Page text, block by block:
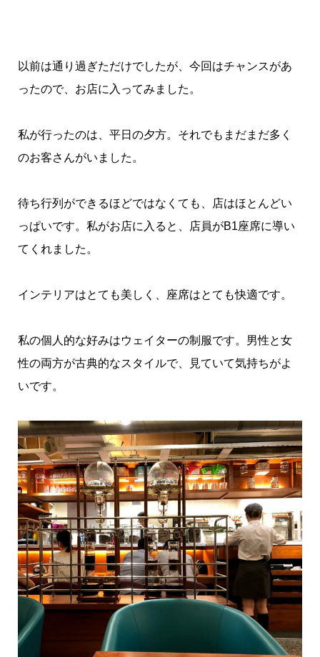
以前は通り過ぎただけでしたが、 今回はチャンスがあ
ったので、お店に入ってみました。
私が行ったのは、平日の夕方。それでもまだまだ多く
のお客さんがいました。
待ち行列ができるほどではなくても、店はほとんどい
っぱいです。 私がお店に入ると、店員がB1座席に導い
てくれました。
インテリアはとても美しく、座席はとても快適です。
私の個人的な好みはウェイターの制服です。男性と女
性の両方が古典的なスタイルで、見ていて気持ちがよ
いです。